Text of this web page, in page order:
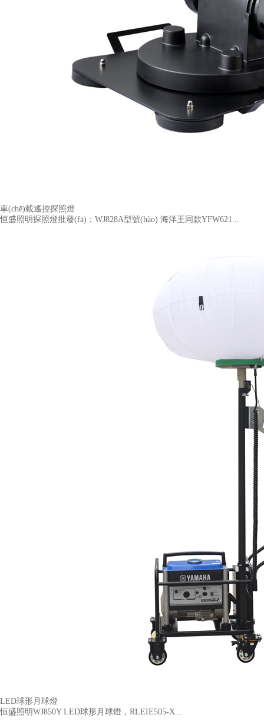
車(chē)載遙控探照燈
恒盛照明探照燈批發(fā)；WJ828A型號(hào) 海洋王同款YFW621...
LED球形月球燈
恒盛照明WJ850Y LED球形月球燈，RLEIE505-X...